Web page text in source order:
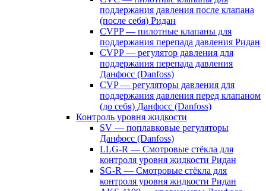
поддержания давления после клапана
(после себя) Ридан
CVPP — пилотные клапаны для
поддержания перепада давления Ридан
CVPP — регулятор давления для
поддержания перепада давления
Данфосс (Danfoss)
CVP — регуляторы давления для
поддержания давления перед клапаном
(до себя) Данфосс (Danfoss)
Контроль уровня жидкости
SV — поплавковые регуляторы
Данфосс (Danfoss)
LLG-R — Смотровые стёкла для
контроля уровня жидкости Ридан
SG-R — Смотровые стёкла для
контроля уровня жидкости Ридан